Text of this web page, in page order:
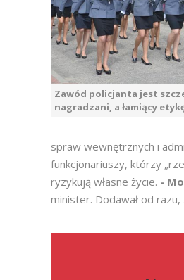
Zawód policjanta jest
nagradzani, a łamiący
spraw wewnętrznych i
funkcjonariuszy, którzy
ryzykują własne życie. -
minister. Dodawał od